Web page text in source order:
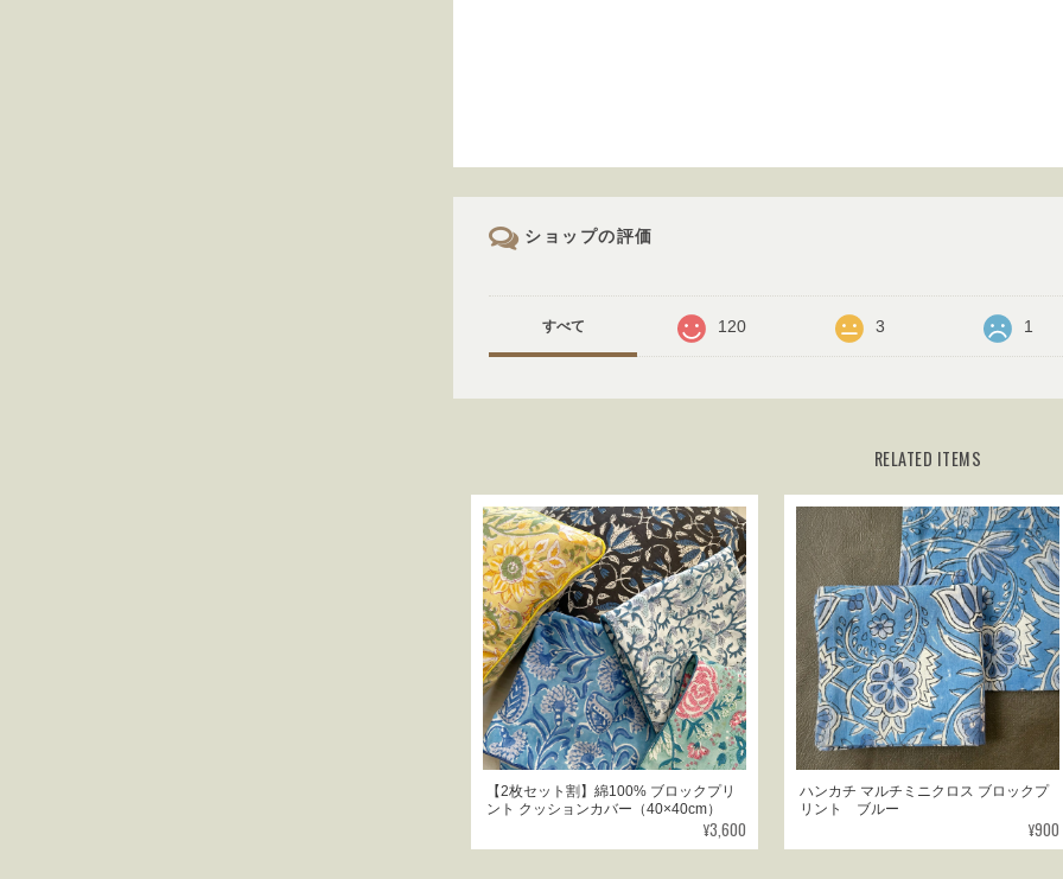
ショップの評価
すべて 120 3 1
RELATED ITEMS
【2枚セット割】綿100% ブロックプリ
ント クッションカバー（40×40cm）
¥3,600
ハンカチ マルチミニクロス ブロックプ
リント ブルー
¥900